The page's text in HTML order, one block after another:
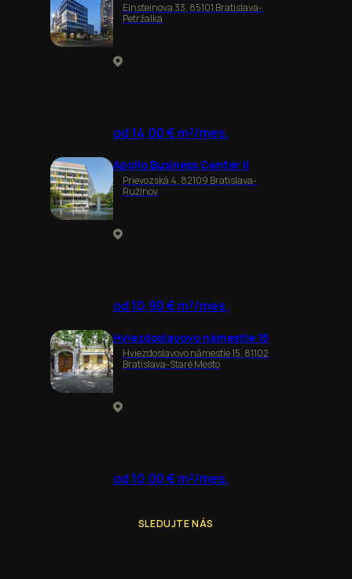
Einsteinova 33, 85101 Bratislava-
Petržalka
od 14,00 € m²/mes.
Apollo Business Center II
Prievozská 4, 82109 Bratislava-
Ružinov
od 10,90 € m²/mes.
Hviezdoslavovo námestie 15
Hviezdoslavovo námestie 15, 81102
Bratislava-Staré Mesto
od 10,00 € m²/mes.
SLEDUJTE NÁS